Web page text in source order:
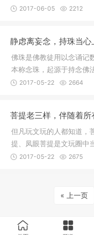
珠、遛珠再
2017-06-05 2212
静虑离妄念，持珠当心
佛珠是佛教徒用以念诵记
本称念珠，起源于持念佛
障。通常可
2017-05-22 2664
菩提老三样，伴随着所
但凡玩文玩的人都知道，
提、凤眼菩提是文玩圈中
玩圈内如
2017-05-22 2675
« 上一页